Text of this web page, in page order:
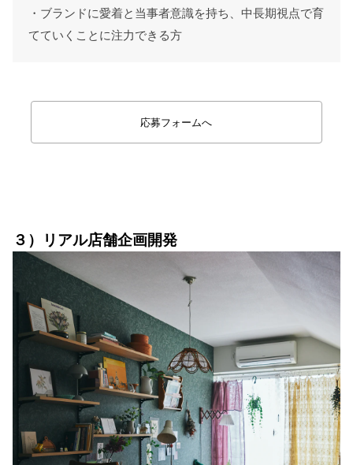
・ブランドに愛着と当事者意識を持ち、中長期視点で育
てていくことに注力できる方
応募フォームへ
３）リアル店舗企画開発